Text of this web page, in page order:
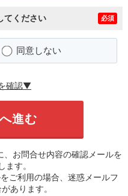
てください 必須
同意しない
確認▼
お問合せ内容の確認メールを
ます。
ご利用の場合、迷惑メールフ
あります。